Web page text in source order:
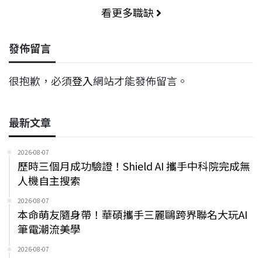
看更多職缺
發佈留言
很抱歉，必須登入網站才能發佈留言。
最新文章
2026-08-07
歷時三個月成功驗證！Shield AI 攜手中科院完成無
人機自主搜索
2026-08-07
本命萌友隨身帶！華碩攜手三麗鷗跨界聯名大玩AI
筆電潮流美學
2026-08-07